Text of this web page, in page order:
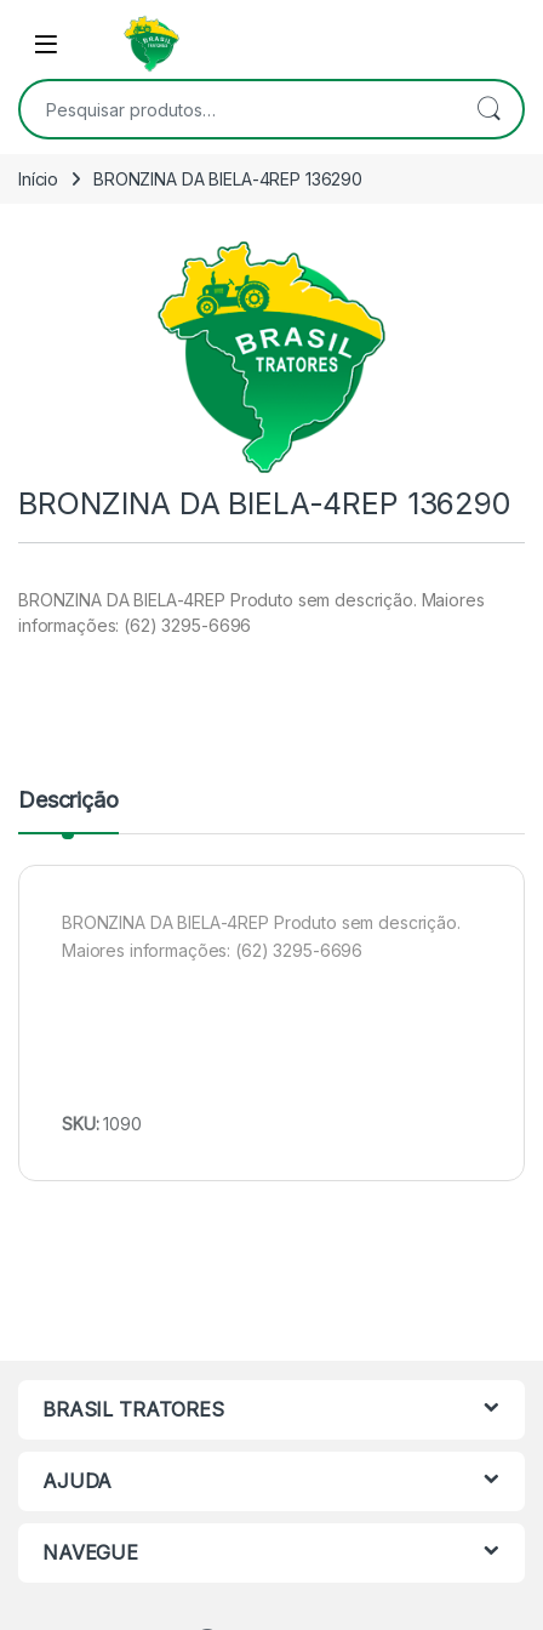
Skip to navigation
Open
Pesquisar por:
Início BRONZINA DA BIELA-4REP 136290
BRONZINA DA BIELA-4REP 136290
BRONZINA DA BIELA-4REP Produto sem descrição. Maiores
informações: (62) 3295-6696
Descrição
BRONZINA DA BIELA-4REP Produto sem descrição.
Maiores informações: (62) 3295-6696
SKU:1090
BRASIL TRATORES
AJUDA
NAVEGUE